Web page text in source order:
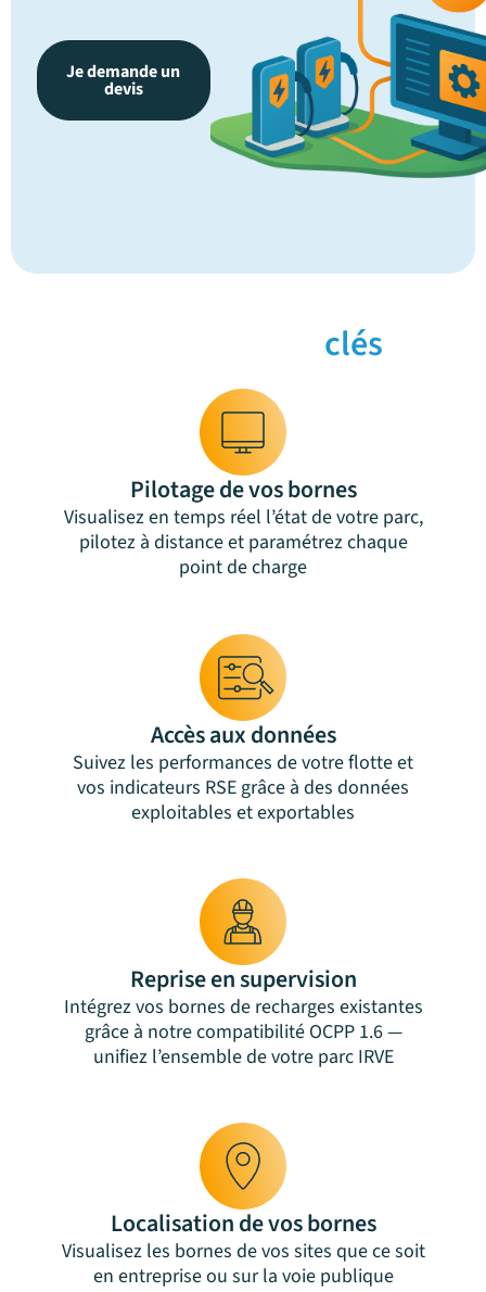
Je demande un
devis
clés
Pilotage de vos bornes
Visualisez en temps réel l’état de votre parc,
pilotez à distance et paramétrez chaque
point de charge
Accès aux données
Suivez les performances de votre flotte et
vos indicateurs RSE grâce à des données
exploitables et exportables
Reprise en supervision
Intégrez vos bornes de recharges existantes
grâce à notre compatibilité OCPP 1.6 —
unifiez l’ensemble de votre parc IRVE
Localisation de vos bornes
Visualisez les bornes de vos sites que ce soit
en entreprise ou sur la voie publique